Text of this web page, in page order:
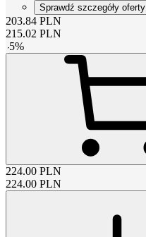
Sprawdź szczegóły oferty
203.84 PLN
215.02 PLN
-5%
224.00 PLN
224.00 PLN